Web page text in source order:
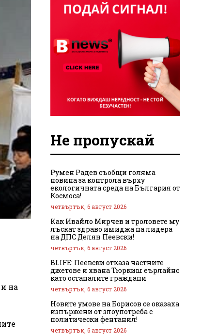
на
Не пропускай
Румен Радев съобщи голяма
новина за контрола върху
екологичната среда на България от
Космоса!
четвъртък, 6 август 2026
Как Ивайло Мирчев и троловете му
лъскат здраво имиджа на лидера
на ДПС Делян Пеевски!
четвъртък, 6 август 2026
BLIFE: Пеевски отказа частните
джетове и хвана Тюркиш еърлайнс
като останалите граждани
четвъртък, 6 август 2026
Новите умове на Борисов се оказаха
изпържени от злоупотреба с
политически фентанил!
четвъртък, 6 август 2026